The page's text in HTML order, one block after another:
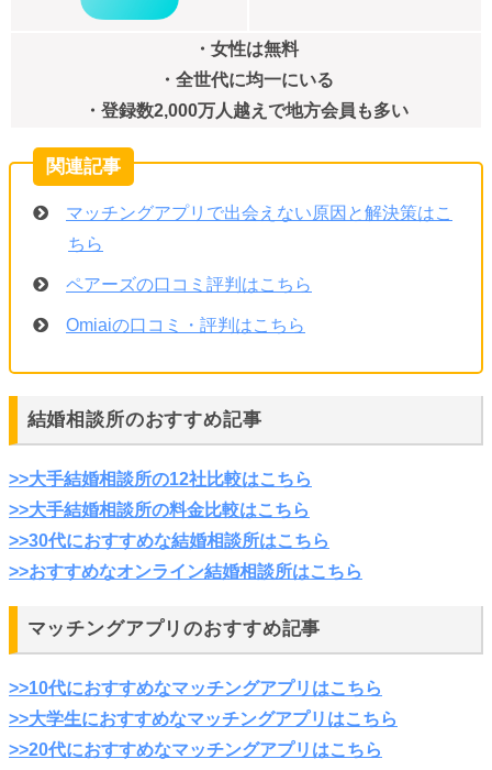
・女性は無料
・全世代に均一にいる
・登録数2,000万人越えで地方会員も多い
マッチングアプリで出会えない原因と解決策はこ
ちら
ペアーズの口コミ評判はこちら
Omiaiの口コミ・評判はこちら
結婚相談所のおすすめ記事
>>大手結婚相談所の12社比較はこちら
>>大手結婚相談所の料金比較はこちら
>>30代におすすめな結婚相談所はこちら
>>おすすめなオンライン結婚相談所はこちら
マッチングアプリのおすすめ記事
>>10代におすすめなマッチングアプリはこちら
>>大学生におすすめなマッチングアプリはこちら
>>20代におすすめなマッチングアプリはこちら